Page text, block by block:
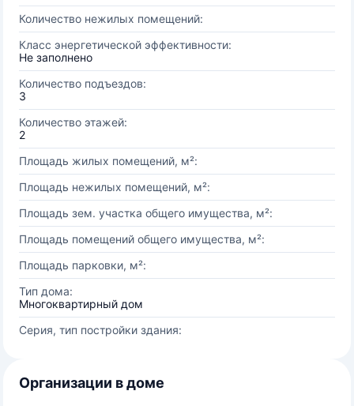
Количество нежилых помещений:
Класс энергетической эффективности:
Не заполнено
Количество подъездов:
3
Количество этажей:
2
Площадь жилых помещений, м²:
Площадь нежилых помещений, м²:
Площадь зем. участка общего имущества, м²:
Площадь помещений общего имущества, м²:
Площадь парковки, м²:
Тип дома:
Многоквартирный дом
Серия, тип постройки здания:
Организации в доме